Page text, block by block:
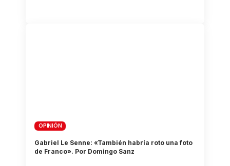
OPINIÓN
Gabriel Le Senne: «También habría roto una foto
de Franco». Por Domingo Sanz